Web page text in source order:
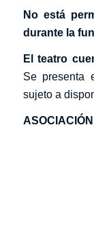
No está
durante la
El teatro
Se presenta
sujeto a